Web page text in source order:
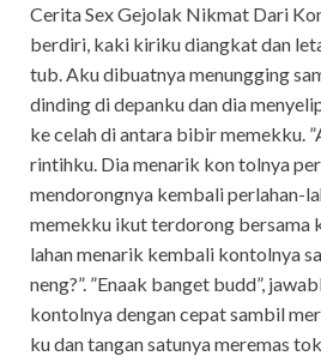
Cerita Sex Gejolak Nikmat Dari
berdiri, kaki kiriku diangkat dan
tub. Aku dibuatnya menungging
dinding di depanku dan dia
ke celah di antara bibir memekku.
rintihku. Dia menarik kon tolnya
mendorongnya kembali perlahan-
memekku ikut terdorong bersama
lahan menarik kembali kontolnya
neng?”. ”Enaak banget budd”,
kontolnya dengan cepat sambil
ku dan tangan satunya meremas